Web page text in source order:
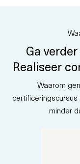
wereldwijd
Security
uzelf als
op het
gebied van
Ga
Realiseer
Waarom
minder